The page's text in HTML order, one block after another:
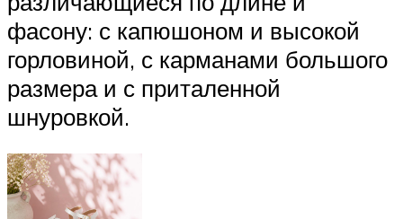
фасону: с капюшоном и высокой
горловиной, с карманами большого
размера и с приталенной
шнуровкой.